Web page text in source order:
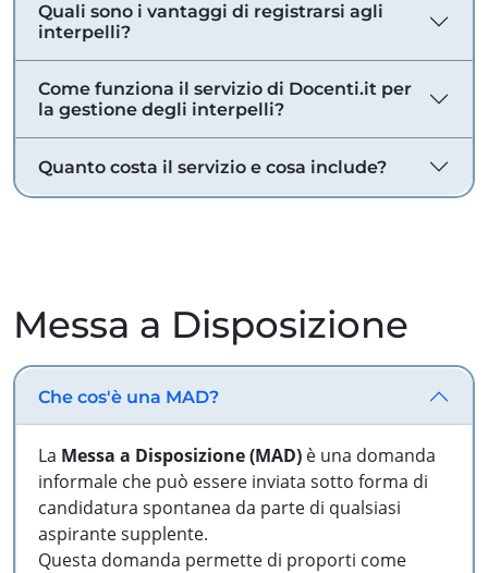
Quali sono i vantaggi di registrarsi agli
interpelli?
Come funziona il servizio di Docenti.it per
la gestione degli interpelli?
Quanto costa il servizio e cosa include?
Messa a Disposizione
Che cos'è una MAD?
La Messa a Disposizione (MAD) è una domanda
informale che può essere inviata sotto forma di
candidatura spontanea da parte di qualsiasi
aspirante supplente.
Questa domanda permette di proporti come